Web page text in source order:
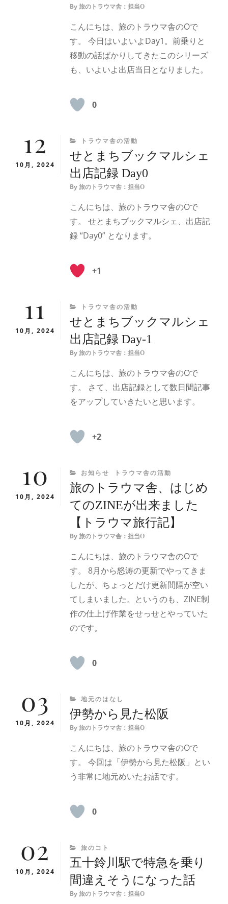
By 旅のトラウマ舎：担当O
こんにちは、旅のトラウマ舎のOで
す。 今日はいよいよDay1。前乗りと
移動の話ばかりしてきたこのシリーズ
も、いよいよ出店当日となりました。
0
12
10月, 2024
CATEGORIES
トラウマ舎の活動
せとまちブックマルシェ
出店記録 Day0
By 旅のトラウマ舎：担当O
こんにちは、旅のトラウマ舎のOで
す。 せとまちブックマルシェ、出店記
録 “Day0” となります。
+1
11
10月, 2024
CATEGORIES
トラウマ舎の活動
せとまちブックマルシェ
出店記録 Day-1
By 旅のトラウマ舎：担当O
こんにちは、旅のトラウマ舎のOで
す。 さて、出店記録として数日間記事
をアップしていきたいと思います。
+2
10
10月, 2024
CATEGORIES
お知らせ トラウマ舎の活動
旅のトラウマ舎、はじめ
てのZINEが出来ました
【トラウマ旅行記】
By 旅のトラウマ舎：担当O
こんにちは、旅のトラウマ舎のOで
す。 8月から怒涛の更新でやってきま
したが、ちょっとだけ更新間隔が空い
てしまいました。というのも、ZINE制
作の仕上げ作業をせっせとやっていた
のです。
0
03
10月, 2024
CATEGORIES
地元のはなし
伊勢から見た松阪
By 旅のトラウマ舎：担当O
こんにちは、旅のトラウマ舎のOで
す。 今回は「伊勢から見た松阪」とい
う非常に地元めいたお話です。
0
02
10月, 2024
CATEGORIES
旅のコト
五十鈴川駅で特急を乗り
間違えそうになった話
By 旅のトラウマ舎：担当O